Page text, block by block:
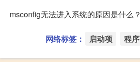
msconfig无法进入系统的原因是什么？
网络标签： 启动项 程序